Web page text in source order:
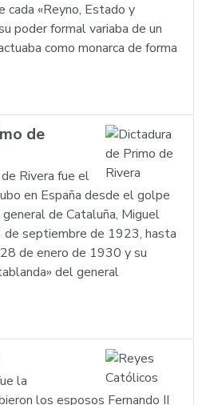
cada «Reyno, Estado y
poder formal variaba de un
como monarca de forma
de
Rivera fue el
en España desde el golpe
de Cataluña, Miguel
de septiembre de 1923, hasta
de enero de 1930 y su
del general
la
los esposos Fernando II